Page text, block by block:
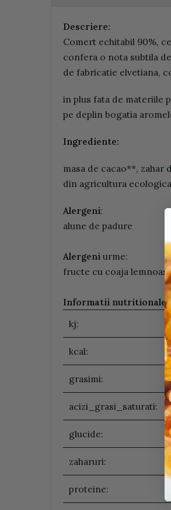
Descriere:
Comert echitabil 90%,
confera o nota subtila
de fabricatie elvetiana,
in plus fata de materiile
pe deplin bogatia
Ingrediente:
masa de cacao**,
din agricultura
Alergeni:
alune de padure
Alergeni urme:
fructe cu coaja
Informatii nutritionale
kj:
kcal:
grasimi:
acizi_grasi_saturati:
glucide:
zaharuri:
proteine: